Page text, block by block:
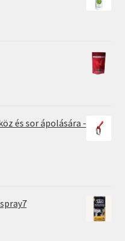
és sor ápolására -